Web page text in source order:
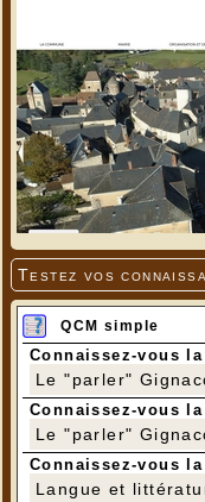
Testez vos
QCM simple
Connaissez-vous
Le "parler"
Connaissez-vous
Le "parler"
Connaissez-vous
Langue et